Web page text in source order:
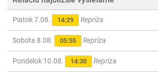
Piatok 7.08. 14:29 Repríza
Sobota 8.08. 05:55 Repríza
Pondelok 10.08. 14:30 Repríza